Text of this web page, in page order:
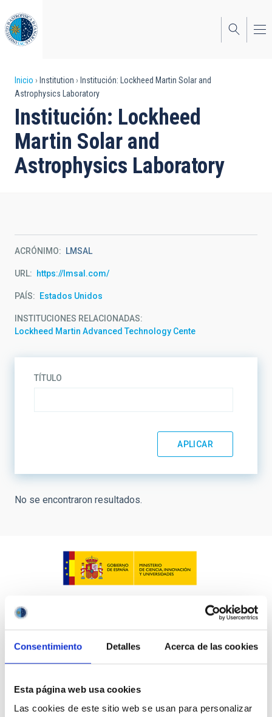
Consentimiento Detalles Acerca de las cookies
Esta página web usa cookies
Las cookies de este sitio web se usan para personalizar
al
contenido
principal
Sobrescribir
enlaces
de
ayuda
a
Inicio Institution
Institución: Lockheed Martin Solar and
Astrophysics Laboratory
Institución: Lockheed
Martin Solar and
Astrophysics Laboratory
ACRÓNIMO LMSAL
URL https://lmsal.com/
PAÍS Estados Unidos
INSTITUCIONES RELACIONADAS
Lockheed Martin Advanced Technology Cente
TÍTULO
No se encontraron resultados.